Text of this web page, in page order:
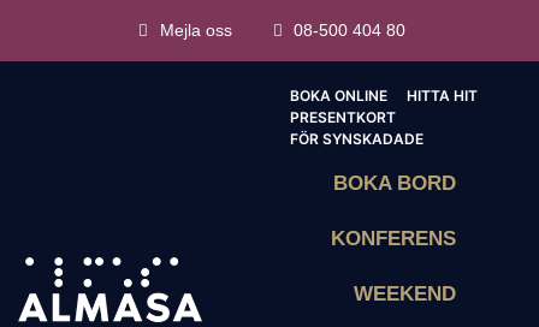
Mejla oss 08-500 404 80
BOKA ONLINE
HITTA HIT
PRESENTKORT
FÖR SYNSKADADE
BOKA BORD
KONFERENS
WEEKEND